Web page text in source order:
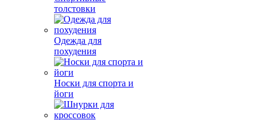
толстовки
Одежда для
похудения
Носки для спорта и
йоги